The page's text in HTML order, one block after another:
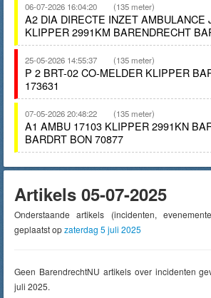
06-07-2026 16:04:20 (135 meter)
A2 DIA DIRECTE INZET AMBULANCE
KLIPPER 2991KM BARENDRECHT
25-05-2026 14:55:37 (135 meter)
P 2 BRT-02 CO-MELDER KLIPPER
173631
07-05-2026 20:48:22 (135 meter)
A1 AMBU 17103 KLIPPER 2991KN
BARDRT BON 70877
Artikels 05-07-2025
Onderstaande artikels (incidenten,
geplaatst opzaterdag 5 juli 2025
Geen BarendrechtNU artikels over incidenten
juli 2025.